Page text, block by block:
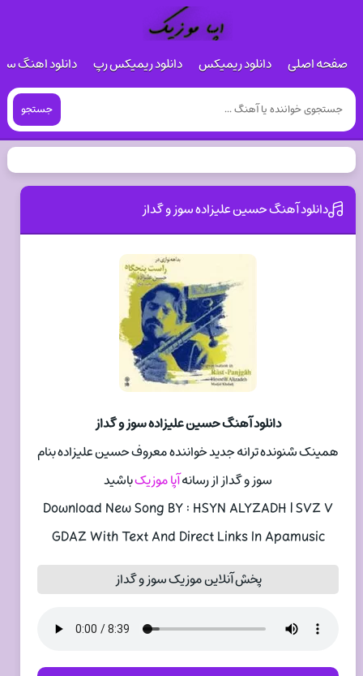
صفحه اصلی دانلود ریمیکس دانلود ریمیکس رپ دانلود اهنگ
جستجو
دانلود آهنگ حسین علیزاده سوز و گداز
دانلود آهنگ حسین علیزاده سوز و گداز
همینک شنونده ترانه جدید خواننده معروف حسین علیزاده بنام
سوز و گداز از رسانهآپا موزیکباشید
Download New Song BY : HSYN ALYZADH | SVZ V
GDAZ With Text And Direct Links In Apamusic
پخش آنلاین موزیک سوز و گداز